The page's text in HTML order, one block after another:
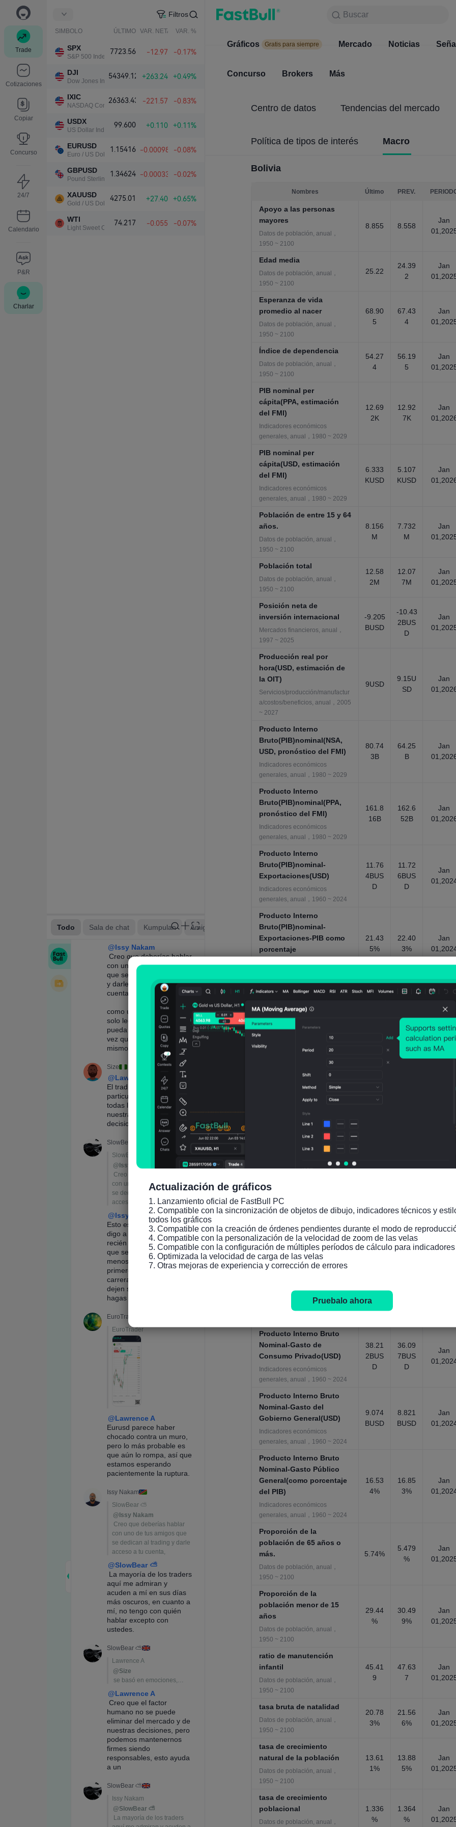
Trade
Cotizaciones
Copiar
Concurso
24/7
Calendario
P&R
Charlar
Filtros
SIMBOLO ÚLTIMO VAR. NETA VAR. %
SPX
S&P 500 Index
7723.56 -12.97 -0.17%
DJI
Dow Jones Industrial Average
54349.12 +263.24 +0.49%
IXIC
NASDAQ Composite Index
26363.43 -221.57 -0.83%
USDX
US Dollar Index
99.600 +0.110 +0.11%
EURUSD
Euro / US Dollar
1.15416 -0.00098 -0.08%
GBPUSD
Pound Sterling / US Dollar
1.34624 -0.00033 -0.02%
XAUUSD
Gold / US Dollar
4275.01 +27.40 +0.65%
WTI
Light Sweet Crude Oil
74.217 -0.055 -0.07%
Buscar
Gráficos Gratis para siempre Mercado
Buscar
Productos
Gráficos Gratis para siempre Mercado Noticias
Concurso Brokers Más
Centro de datos Tendencias del mercado
Política de tipos de interés Macro
Bolivia
Nombres Último PREV.
Apoyo a las personas
mayores
Datos de población, anual，
1950 ~ 2100
8.855 8.558
Jan
Edad media
Datos de población, anual，
1950 ~ 2100
25.22
24.39
2
Jan
Esperanza de vida
promedio al nacer
Datos de población, anual，
1950 ~ 2100
68.90
5
67.43
4
Jan
Índice de dependencia
Datos de población, anual，
1950 ~ 2100
54.27
4
56.19
5
Jan
PIB nominal per
cápita(PPA, estimación
del FMI)
Indicadores económicos
generales, anual，1980 ~ 2029
12.69
2K
12.92
7K
Jan
PIB nominal per
cápita(USD, estimación
del FMI)
Indicadores económicos
generales, anual，1980 ~ 2029
6.333
KUSD
5.107
KUSD
Jan
Población de entre 15 y 64
años.
Datos de población, anual，
1950 ~ 2100
8.156
M
7.732
M
Jan
Población total
Datos de población, anual，
1950 ~ 2100
12.58
2M
12.07
7M
Jan
Posición neta de
inversión internacional
Mercados financieros, anual，
1997 ~ 2025
-9.205
BUSD
-10.43
2BUS
D
Jan
Producción real por
hora(USD, estimación de
la OIT)
Servicios/producción/manufactur
a/costos/beneficios, anual，2005
~ 2027
9USD
9.15U
SD
Jan
Producto Interno
Bruto(PIB)nominal(NSA,
USD, pronóstico del FMI)
Indicadores económicos
generales, anual，1980 ~ 2029
80.74
3B
64.25
B
Jan
Producto Interno
Bruto(PIB)nominal(PPA,
pronóstico del FMI)
Indicadores económicos
generales, anual，1980 ~ 2029
161.8
16B
162.6
52B
Jan
Producto Interno
Bruto(PIB)nominal-
Exportaciones(USD)
Indicadores económicos
generales, anual，1960 ~ 2024
11.76
4BUS
D
11.72
6BUS
D
Jan
Producto Interno
Bruto(PIB)nominal-
Exportaciones-PIB como
porcentaje
21.43
5%
22.40
3%
Jan
Producto Interno
Importaciones(USD)
Indicadores económicos
generales, anual，1960 ~ 2024
Jan
Producto Interno
Importaciones-como
porcentaje del PIB
Indicadores económicos
Producto Interno Bruto
Nominal-Formación Bruta
de Capital(como
Producto Interno Bruto
Nominal-Formación Bruta
Indicadores económicos
generales, anual，1970 ~ 2024
9.115
BUSD
9.268
BUSD
Jan
01,2024
Producto Interno Bruto
Nominal-Gasto de
porcentaje del PIB)
Indicadores económicos
7%
Producto Interno Bruto
Nominal-Gasto de
Consumo Privado(USD)
Indicadores económicos
generales, anual，1960 ~ 2024
38.21
2BUS
D
36.09
7BUS
D
Jan
Producto Interno Bruto
Nominal-Gasto del
Gobierno General(USD)
Indicadores económicos
generales, anual，1960 ~ 2024
9.074
BUSD
8.821
BUSD
Jan
Producto Interno Bruto
Nominal-Gasto Público
General(como porcentaje
del PIB)
Indicadores económicos
generales, anual，1960 ~ 2024
16.53
4%
16.85
3%
Jan
Proporción de la
población de 65 años o
más.
Datos de población, anual，
1950 ~ 2100
5.74%
5.479
%
Jan
Proporción de la
población menor de 15
años
Datos de población, anual，
1950 ~ 2100
29.44
%
30.49
9%
Jan
ratio de manutención
infantil
Datos de población, anual，
1950 ~ 2100
45.41
9
47.63
7
Jan
tasa bruta de natalidad
Datos de población, anual，
1950 ~ 2100
20.78
3%
21.56
6%
Jan
tasa de crecimiento
natural de la población
Datos de población, anual，
1950 ~ 2100
13.61
1%
13.88
5%
Jan
tasa de crecimiento
poblacional
Datos de población, anual，
1.336
%
1.364
%
Jan
Actualización de gráficos
1. Lanzamiento oficial de FastBull PC
2. Compatible con la sincronización de objetos de dibujo, indicadores técnicos y
todos los gráficos
3. Compatible con la creación de órdenes pendientes durante el modo de
4. Compatible con la personalización de la velocidad de zoom de las velas
5. Compatible con la configuración de múltiples períodos de cálculo para
6. Optimizada la velocidad de carga de las velas
7. Otras mejoras de experiencia y corrección de errores
Pruebalo ahora